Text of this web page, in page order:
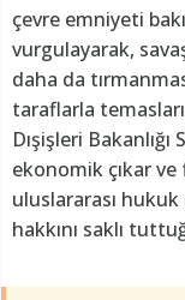
çevre emniyeti
vurgulayarak,
daha da
taraflarla
Dışişleri
ekonomik çıkar
uluslararası
hakkını saklı